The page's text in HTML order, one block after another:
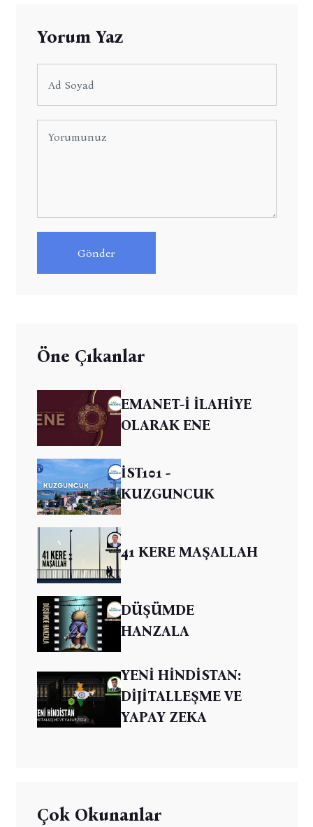
Yorum Yaz
Gönder
Öne Çıkanlar
EMANET-İ İLAHİYE
OLARAK ENE
İST101 -
KUZGUNCUK
41 KERE MAŞALLAH
DÜŞÜMDE
HANZALA
YENİ HİNDİSTAN:
DİJİTALLEŞME VE
YAPAY ZEKA
Çok Okunanlar